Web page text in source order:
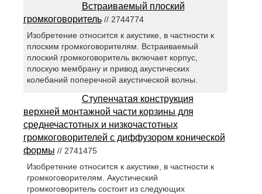
Встраиваемый плоский
громкоговоритель// 2744774
Изобретение относится к акустике, в частности к
плоским громкоговорителям. Встраиваемый
плоский громкоговоритель включает корпус,
плоскую мембрану и привод акустических
колебаний поперечной акустической волны.
Ступенчатая конструкция
верхней монтажной части корзины для
среднечастотных и низкочастотных
громкоговорителей с диффузором конической
формы // 2741475
Изобретение относится к акустике, в частности к
громкоговорителям. Акустический
громкоговоритель состоит из следующих